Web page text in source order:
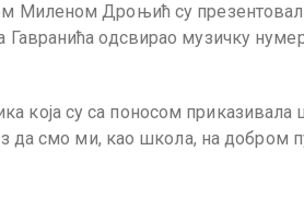
Миленом Дроњић су
одсвирао музичку
која су са поносом приказивала
да смо ми, као школа, на добром